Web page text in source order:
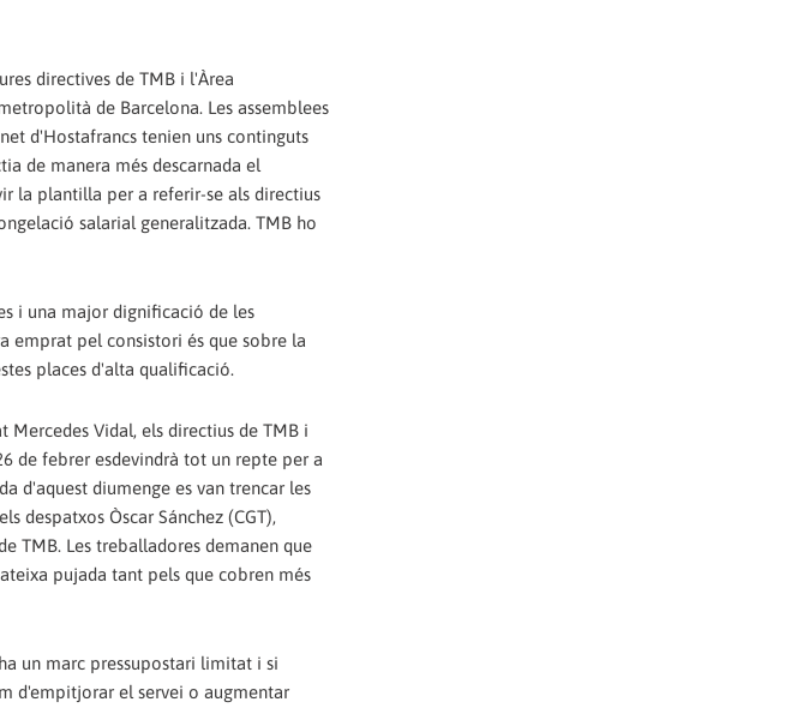
directives de TMB i l'Àrea
de Barcelona. Les assemblees
d'Hostafrancs tenien uns continguts
de manera més descarnada el
la plantilla per a referir-se als directius
salarial generalitzada. TMB ho
i una major dignificació de les
emprat pel consistori és que sobre la
places d'alta qualificació.
Vidal, els directius de TMB i
de febrer esdevindrà tot un repte per a
d'aquest diumenge es van trencar les
despatxos Òscar Sánchez (CGT),
TMB. Les treballadores demanen que
pujada tant pels que cobren més
un marc pressupostari limitat i si
d'empitjorar el servei o augmentar